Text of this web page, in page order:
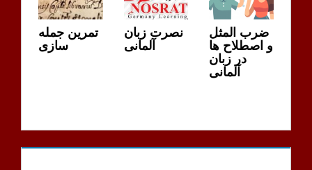
تمرین جمله
سازی
نصرت زبان
آلمانی
ضرب المثل
و اصطلاح ها
در زبان
آلمانی